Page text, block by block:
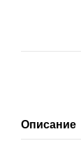
Описание